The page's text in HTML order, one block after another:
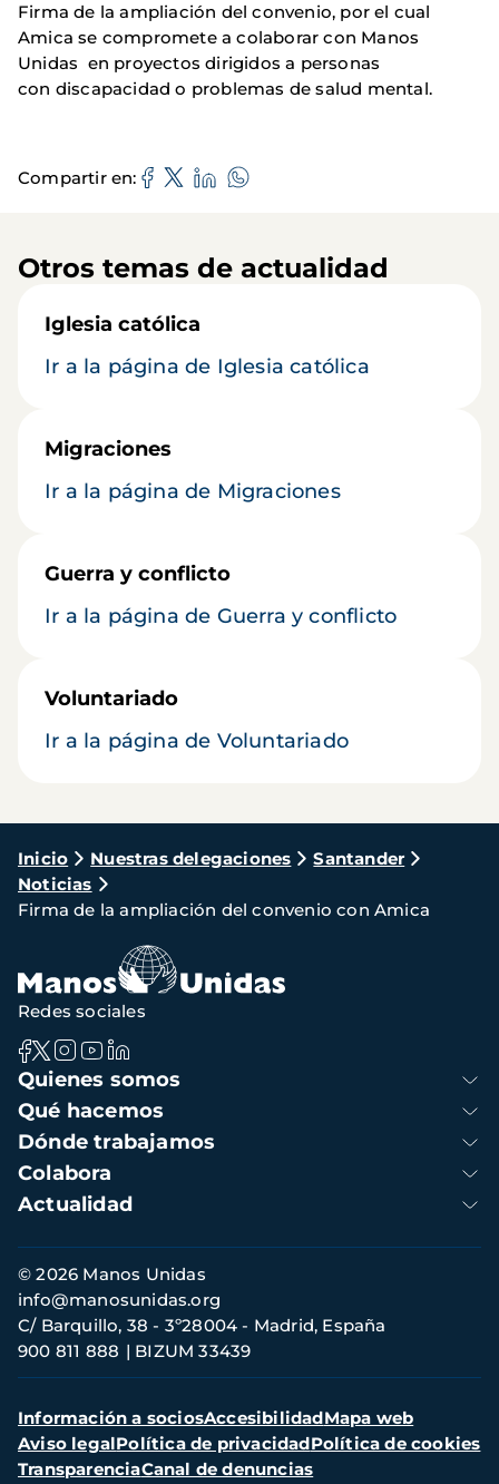
Firma de la ampliación del convenio, por el cual
Amica se compromete a colaborar con Manos
Unidas en proyectos dirigidos a personas
con discapacidad o problemas de salud mental.
Compartir en
Otros temas de actualidad
Iglesia católica
Ir a la página de Iglesia católica
Migraciones
Ir a la página de Migraciones
Guerra y conflicto
Ir a la página de Guerra y conflicto
Voluntariado
Ir a la página de Voluntariado
Ruta
de
navegación
Inicio Nuestras delegaciones
Santander
Noticias
Firma de la ampliación del convenio con Amica
Navegación
principal
Quienes somos
Qué hacemos
Dónde trabajamos
Colabora
Actualidad
Redes sociales
Información
de
contacto
© 2026 Manos Unidas
C/ Barquillo, 38 - 3º28004 - Madrid, España
900 811 888
BIZUM 33439
info@manosunidas.org
Menú
secundario
Información a sociosAccesibilidadMapa web
Aviso legalPolítica de privacidadPolítica de cookies
TransparenciaCanal de denuncias